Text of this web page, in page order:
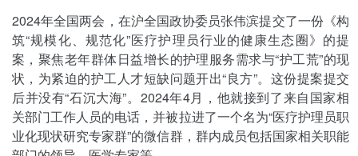
2024年全国两会，在沪全国政协委员张伟滨提交了一份《构
筑“规模化、规范化”医疗护理员行业的健康生态圈》的提
案，聚焦老年群体日益增长的护理服务需求与“护工荒”的现
状，为紧迫的护工人才短缺问题开出“良方”。这份提案提交
后并没有“石沉大海”。2024年4月，他就接到了来自国家相
关部门工作人员的电话，并被拉进了一个名为“医疗护理员职
业化现状研究专家群”的微信群，群内成员包括国家相关职能